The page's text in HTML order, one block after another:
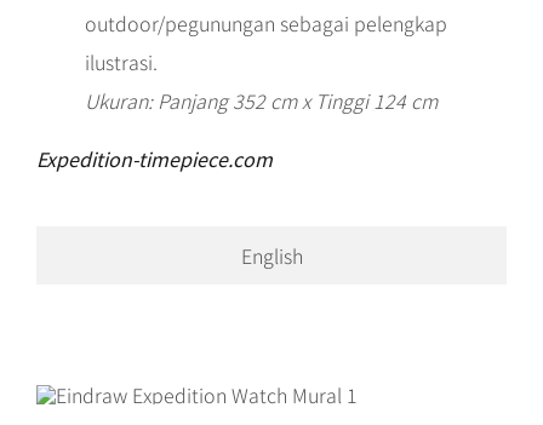
outdoor/pegunungan sebagai pelengkap
ilustrasi.
Ukuran: Panjang 352 cm x Tinggi 124 cm
Expedition-timepiece.com
English